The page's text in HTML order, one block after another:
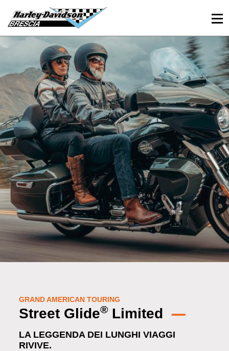
030 3366984 Viale Sant’Eufemia, 26 - Brescia
GRAND AMERICAN TOURING
Street Glide® Limited
LA LEGGENDA DEI LUNGHI VIAGGI
RIVIVE.